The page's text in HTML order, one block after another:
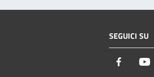
SEGUICI SU
Facebook